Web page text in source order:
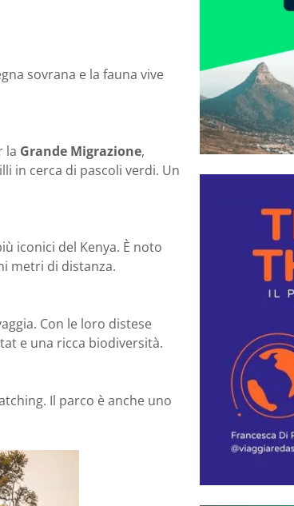
sovrana e la fauna vive
la Grande Migrazione,
in cerca di pascoli verdi. Un
iconici del Kenya. È noto
metri di distanza.
Con le loro distese
e una ricca biodiversità.
Il parco è anche uno